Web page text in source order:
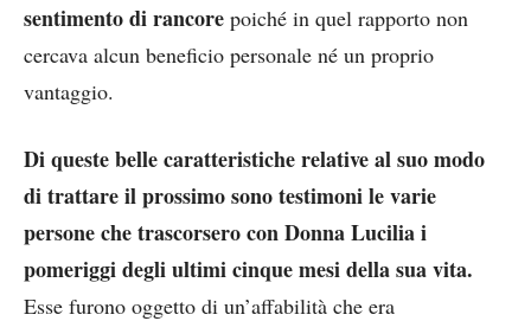
sentimento di rancore poiché in quel rapporto non
cercava alcun beneficio personale né un proprio
vantaggio.
Di queste belle caratteristiche relative al suo modo
di trattare il prossimo sono testimoni le varie
persone che trascorsero con Donna Lucilia i
pomeriggi degli ultimi cinque mesi della sua vita.
Esse furono oggetto di un’affabilità che era